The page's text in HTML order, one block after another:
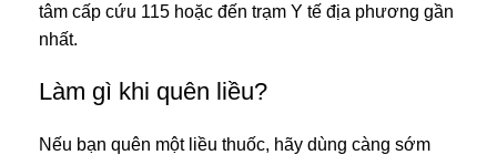
tâm cấp cứu 115 hoặc đến trạm Y tế địa phương gần
nhất.
Làm gì khi quên liều?
Nếu bạn quên một liều thuốc, hãy dùng càng sớm